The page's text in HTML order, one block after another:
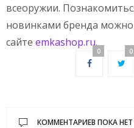
всеоружии.
новинками бренда
сайте emkashop.ru.
0 0
КОММЕНТАРИЕВ ПОКА НЕТ